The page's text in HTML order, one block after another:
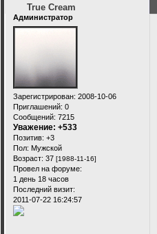
True Cream
Администратор
Зарегистрирован: 2008-10-06
Приглашений: 0
Сообщений: 7215
Уважение: +533
Позитив: +3
Пол: Мужской
Возраст: 37 [1988-11-16]
Провел на форуме:
1 день 18 часов
Последний визит:
2011-07-22 16:24:57